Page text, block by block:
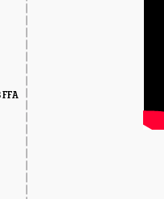
FFA